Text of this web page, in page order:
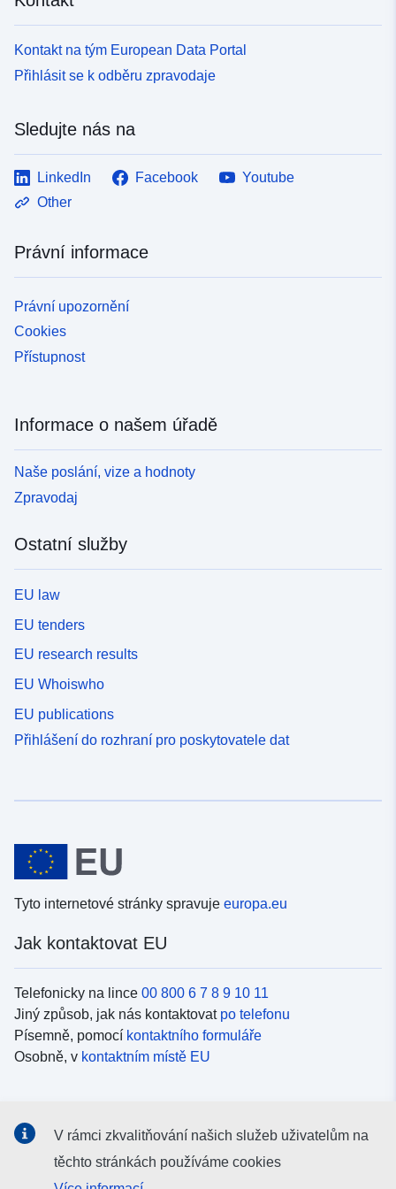
Kontakt na tým European Data Portal
Přihlásit se k odběru zpravodaje
Sledujte nás na
LinkedIn Facebook
Youtube
Other
Právní informace
Právní upozornění
Cookies
Přístupnost
Informace o našem úřadě
Naše poslání, vize a hodnoty
Zpravodaj
Ostatní služby
EU law
EU tenders
EU research results
EU Whoiswho
EU publications
Přihlášení do rozhraní pro poskytovatele dat
Tyto internetové stránky spravuje europa.eu
Jak kontaktovat EU
Telefonicky na lince 00 800 6 7 8 9 10 11
Jiný způsob, jak nás kontaktovat po telefonu
Písemně, pomocí kontaktního formuláře
Osobně, v kontaktním místě EU
Vyhledávání informačních kanálů EU vsociálních médiích
V rámci zkvalitňování našich služeb uživatelům na
těchto stránkách používáme cookies